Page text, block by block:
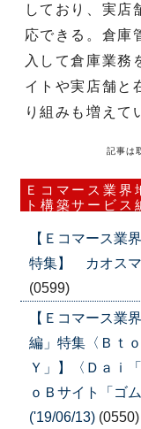
しており、実店
応できる。倉庫
入して倉庫業務
イトや実店舗と
り組みも増えて
記事は
Ｅコマース業
ト構築サービ
【Ｅコマース業
特集】 カオスマ
(0599)
【Ｅコマース業
編」特集〈Ｂｔ
Ｙ」】〈Ｄａｉ
ｏＢサイト「ゴ
('19/06/13) (0550)